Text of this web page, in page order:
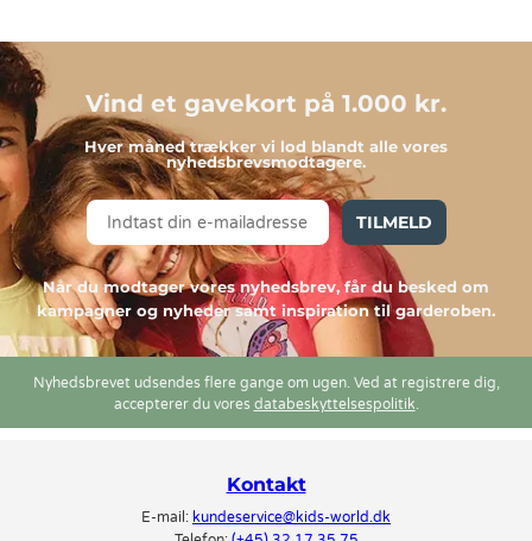
Vind et gavekort på 1.000 kr.
Hver måned trækker vi lod blandt alle vores
nyhedsbrevsmodtagere.
TILMELD
Når du modtager vores nyhedsbrev, får du besked om
kampagner og nyheder samt inspiration til garderoben.
Nyhedsbrevet udsendes flere gange om ugen. Ved at registrere dig,
accepterer du vores databeskyttelsespolitik.
Kontakt
E-mail: kundeservice@kids-world.dk